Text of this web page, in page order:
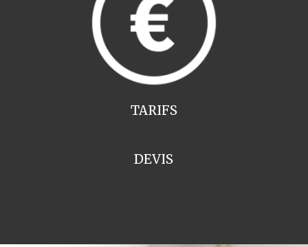
TARIFS
DEVIS